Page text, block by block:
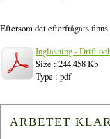
Eftersom det efterfrågats
Inglasning - Drift
Size : 244.458 Kb
Type : pdf
ARBETET